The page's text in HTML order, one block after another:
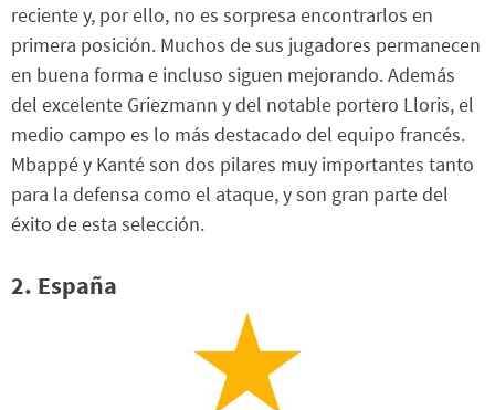
reciente y, por ello, no es sorpresa encontrarlos en
primera posición. Muchos de sus jugadores permanecen
en buena forma e incluso siguen mejorando. Además
del excelente Griezmann y del notable portero Lloris, el
medio campo es lo más destacado del equipo francés.
Mbappé y Kanté son dos pilares muy importantes tanto
para la defensa como el ataque, y son gran parte del
éxito de esta selección.
2. España